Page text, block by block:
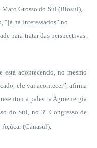
Grosso do Sul (Biosul),
há interessados” no
para tratar das perspectivas.
está acontecendo, no mesmo
ele vai acontecer”, afirma
a palestra Agroenergia
do Sul, no 3º Congresso de
(Canasul).